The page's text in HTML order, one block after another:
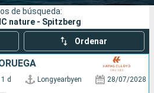
de búsqueda:
nature - Spitzberg
Ordenar
d Longyearbyen 28/07/2028